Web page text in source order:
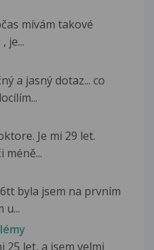
mívám takové
je...
a jasný dotaz... co
Je mi 29 let.
méně...
byla jsem na prvním
u...
25 let, a jsem velmi